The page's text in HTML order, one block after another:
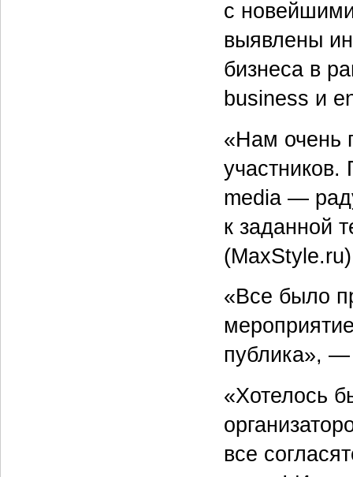
с
выявлены
бизнеса в
business и
«Нам очень
media —
к заданной
«Все было
публика», —
«Хотелось
все